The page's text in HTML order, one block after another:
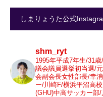
しまりょうた公式
shm_ryt
1995年平成7年生/31
議会議員選挙初当選/
会副会長女性部長/幸
ー/川崎F/横浜平沼高
(GHU)中高サッカー部